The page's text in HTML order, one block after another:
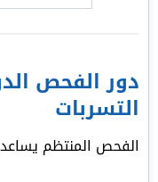
دور الفحص
التسربات
الفحص المنتظم